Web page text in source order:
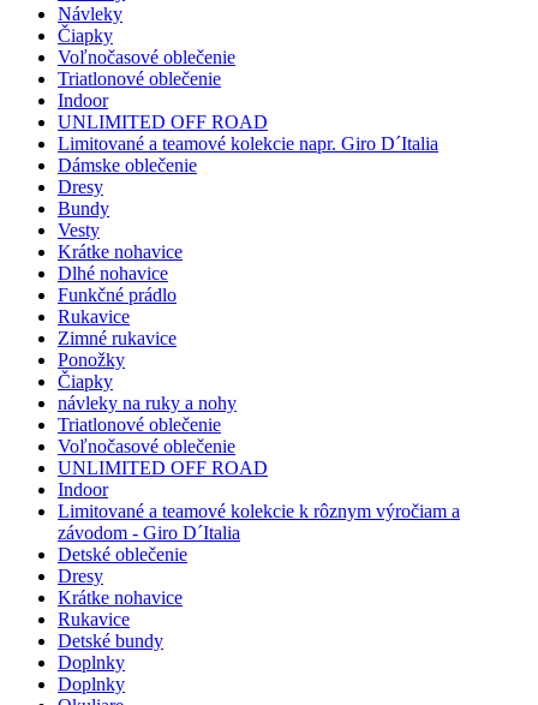
Návleky
Čiapky
Voľnočasové oblečenie
Triatlonové oblečenie
Indoor
UNLIMITED OFF ROAD
Limitované a teamové kolekcie napr. Giro D´Italia
Dámske oblečenie
Dresy
Bundy
Vesty
Krátke nohavice
Dlhé nohavice
Funkčné prádlo
Rukavice
Zimné rukavice
Ponožky
Čiapky
návleky na ruky a nohy
Triatlonové oblečenie
Voľnočasové oblečenie
UNLIMITED OFF ROAD
Indoor
Limitované a teamové kolekcie k rôznym výročiam a
závodom - Giro D´Italia
Detské oblečenie
Dresy
Krátke nohavice
Rukavice
Detské bundy
Doplnky
Doplnky